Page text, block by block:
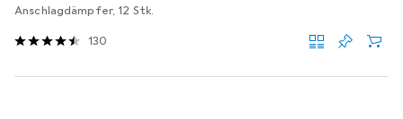
Anschlagdämpfer, 12 Stk.
130